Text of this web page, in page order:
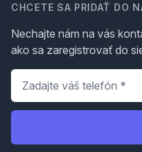
CHCETE SA PRIDAŤ DO
Nechajte nám na vás
ako sa zaregistrovať do
Telefón